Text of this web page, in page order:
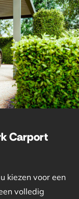
Carport
kiezen voor een
volledig